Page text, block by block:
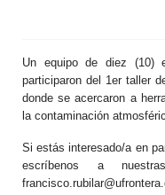
Un equipo de diez (10)
participaron del 1er taller
donde se acercaron a
la contaminación
Si estás interesado/a en
escríbenos a